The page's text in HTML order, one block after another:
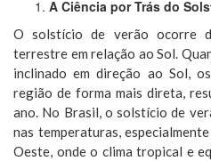
A Ciência por Trás do
O solstício de verão ocorre
terrestre em relação ao Sol.
inclinado em direção ao Sol,
região de forma mais direta,
ano. No Brasil, o solstício de
nas temperaturas,
Oeste, onde o clima tropical e